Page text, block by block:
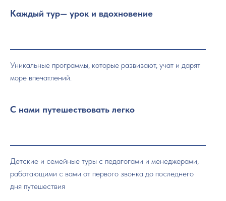
Каждый тур— урок и вдохновение
Уникальные программы, которые развивают, учат и дарят
море впечатлений.
С нами путешествовать легко
Детские и семейные туры с педагогами и менеджерами,
работающими с вами от первого звонка до последнего
дня путешествия